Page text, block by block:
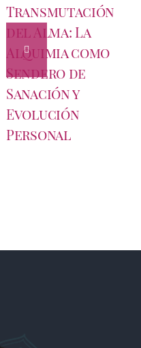
Transmutación
del Alma: La
Alquimia como
Sendero de
Sanación y
Evolución
Personal